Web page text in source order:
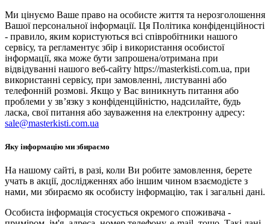
Ми цінуємо Ваше право на особисте життя та нерозголошення
Вашої персональної інформації. Ця Політика конфіденційності
- правило, яким користуються всі співробітники нашого
сервісу, та регламентує збір і використання особистої
інформації, яка може бути запрошена/отримана при
відвідуванні нашого веб-сайту https://masterkisti.com.ua, при
використанні сервісу, при замовленні, листуванні або
телефонній розмові. Якщо у Вас виникнуть питання або
проблеми у зв’язку з конфіденційністю, надсилайте, будь
ласка, свої питання або зауваження на електронну адресу:
sale@masterkisti.com.ua
Яку інформацію ми збираємо
На нашому сайті, в разі, коли Ви робите замовлення, берете
учать в акції, дослідженнях або іншим чином взаємодієте з
нами, ми збираємо як особисту інформацію, так і загальні дані.
Особиста інформація стосується окремого споживача -